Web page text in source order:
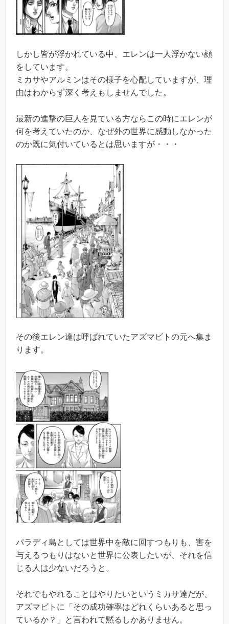
しかし皆が浮かれている中、エレンは一人浮かない顔
をしています。
ミカサやアルミンはその様子を心配していますが、理
由はわからず深く考えもしませんでした。
最新の進撃の巨人を見ている方ならこの時にエレンが
何を考えていたのか、なぜ外の世界に感動しなかった
のか既に気付いているとは思いますが・・・
その後エレン達は呼ばれていたアズマビトの元へ集ま
ります。
パラディ島としては世界中を敵に回すつもりも、害を
与えるつもりはないと世界に公表したいが、それを信
じる人は少ないだろうと。
それでもやれることはやりたいというミカサ達だが、
アズマビトに「その成功確率はどれくらいあると思っ
ているか？」と言われて黙るしかありません。